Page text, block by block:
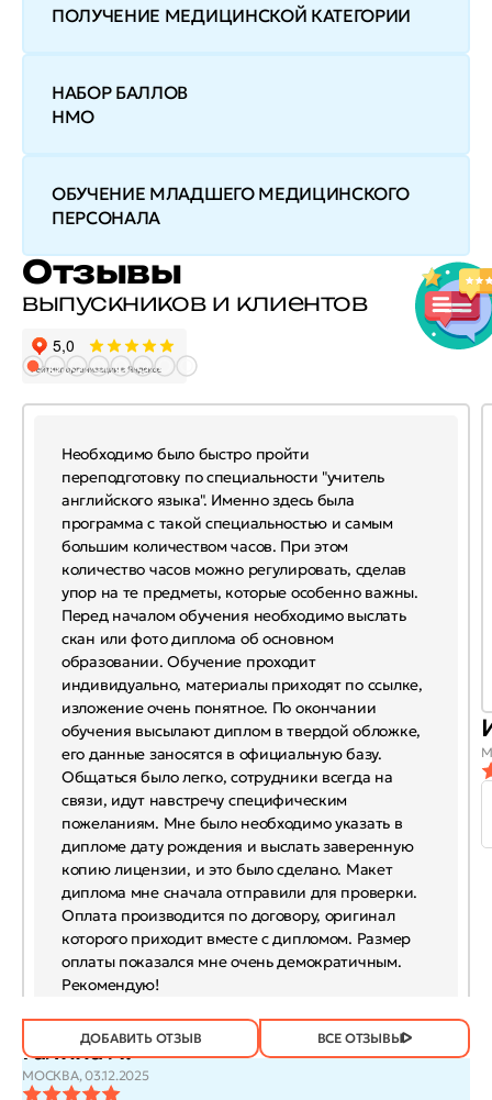
ПОЛУЧЕНИЕ МЕДИЦИНСКОЙ КАТЕГОРИИ
НАБОР БАЛЛОВ
НМО
ОБУЧЕНИЕ МЛАДШЕГО МЕДИЦИНСКОГО
ПЕРСОНАЛА
Отзывы
выпускников и клиентов
Необходимо было быстро пройти
переподготовку по специальности "учитель
английского языка". Именно здесь была
программа с такой специальностью и самым
большим количеством часов. При этом
количество часов можно регулировать, сделав
упор на те предметы, которые особенно важны.
Перед началом обучения необходимо выслать
скан или фото диплома об основном
образовании. Обучение проходит
индивидуально, материалы приходят по ссылке,
изложение очень понятное. По окончании
обучения высылают диплом в твердой обложке,
его данные заносятся в официальную базу.
Общаться было легко, сотрудники всегда на
связи, идут навстречу специфическим
пожеланиям. Мне было необходимо указать в
дипломе дату рождения и выслать заверенную
копию лицензии, и это было сделано. Макет
диплома мне сначала отправили для проверки.
Оплата производится по договору, оригинал
которого приходит вместе с дипломом. Размер
оплаты показался мне очень демократичным.
Рекомендую!
Галина Л.
МОСКВА,03.12.2025
ДОБАВИТЬ ОТЗЫВ ВСЕ ОТЗЫВЫ